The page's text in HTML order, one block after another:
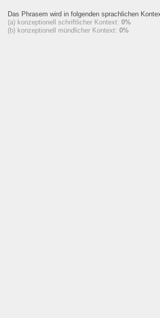
Das Phrasem wird in folgenden sprachlichen
(a) konzeptionell schriftlicher Kontext: 0%
(b) konzeptionell mündlicher Kontext: 0%